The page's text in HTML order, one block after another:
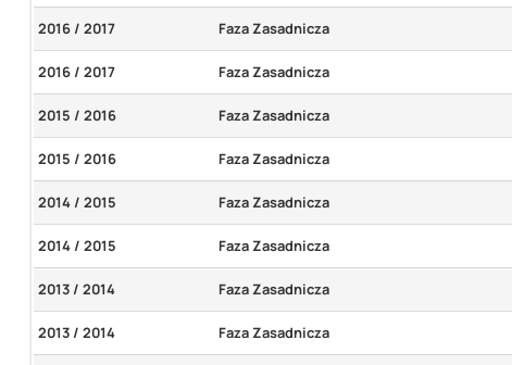
2016 / 2017 Faza Zasadnicza
2016 / 2017 Faza Zasadnicza
2015 / 2016 Faza Zasadnicza
2015 / 2016 Faza Zasadnicza
2014 / 2015 Faza Zasadnicza
2014 / 2015 Faza Zasadnicza
2013 / 2014 Faza Zasadnicza
2013 / 2014 Faza Zasadnicza